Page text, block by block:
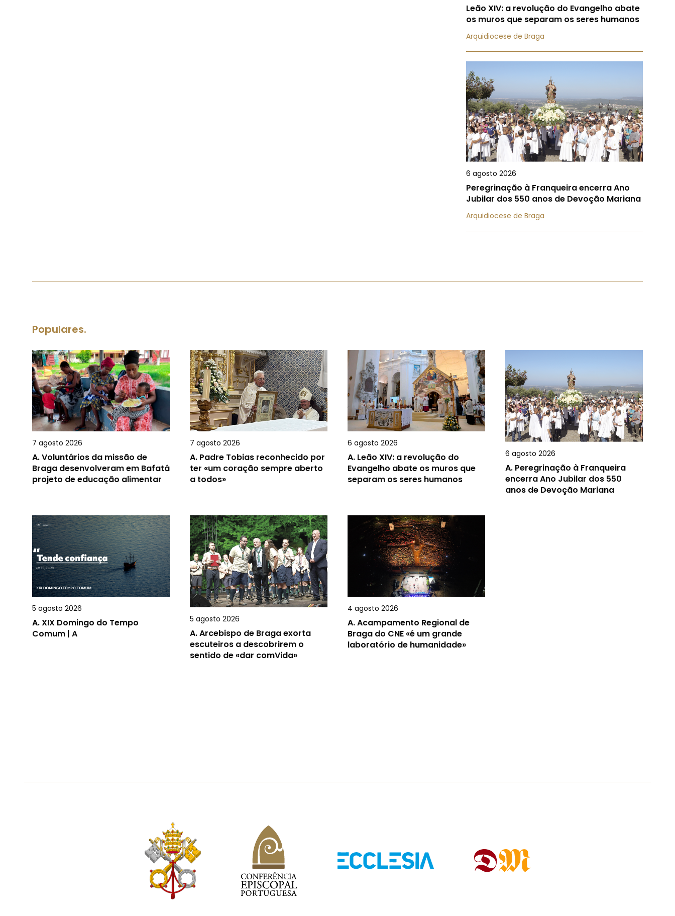
Leão XIV: a revolução do Evangelho abate
os muros que separam os seres humanos
Arquidiocese de Braga
6 agosto 2026
Peregrinação à Franqueira encerra Ano
Jubilar dos 550 anos de Devoção Mariana
Arquidiocese de Braga
Populares.
7 agosto 2026
A.Voluntários da missão de
Braga desenvolveram em Bafatá
projeto de educação alimentar
7 agosto 2026
A. Padre Tobias reconhecido por
ter «um coração sempre aberto
a todos»
6 agosto 2026
A. Leão XIV: a revolução do
Evangelho abate os muros que
separam os seres humanos
6 agosto 2026
A. Peregrinação à Franqueira
encerra Ano Jubilar dos 550
anos de Devoção Mariana
5 agosto 2026
A.XIX Domingo do Tempo
Comum | A
5 agosto 2026
A.Arcebispo de Braga exorta
escuteiros a descobrirem o
sentido de «dar comVida»
4 agosto 2026
A.Acampamento Regional de
Braga do CNE «é um grande
laboratório de humanidade»